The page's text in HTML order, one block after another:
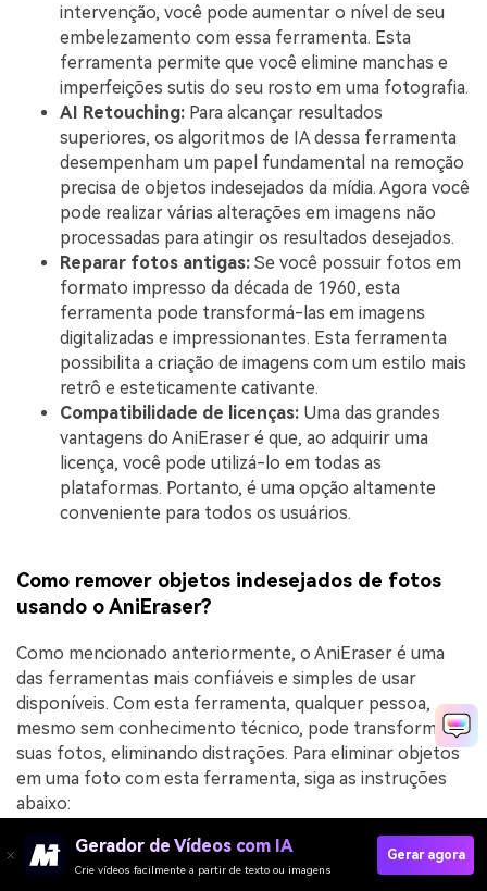
intervenção, você pode aumentar o nível de seu
embelezamento com essa ferramenta. Esta
ferramenta permite que você elimine manchas e
imperfeições sutis do seu rosto em uma fotografia.
AI Retouching: Para alcançar resultados
superiores, os algoritmos de IA dessa ferramenta
desempenham um papel fundamental na remoção
precisa de objetos indesejados da mídia. Agora você
pode realizar várias alterações em imagens não
processadas para atingir os resultados desejados.
Reparar fotos antigas: Se você possuir fotos em
formato impresso da década de 1960, esta
ferramenta pode transformá-las em imagens
digitalizadas e impressionantes. Esta ferramenta
possibilita a criação de imagens com um estilo mais
retrô e esteticamente cativante.
Compatibilidade de licenças: Uma das grandes
vantagens do AniEraser é que, ao adquirir uma
licença, você pode utilizá-lo em todas as
plataformas. Portanto, é uma opção altamente
conveniente para todos os usuários.
Como remover objetos indesejados de fotos
usando o AniEraser?
Como mencionado anteriormente, o AniEraser é uma
das ferramentas mais confiáveis e simples de usar
disponíveis. Com esta ferramenta, qualquer pessoa,
mesmo sem conhecimento técnico, pode transformar
suas fotos, eliminando distrações. Para eliminar objetos
em uma foto com esta ferramenta, siga as instruções
abaixo:
PASSO 1 Inicie o AniEraser e importe as imagens
Gerador de Vídeos com IA
Crie vídeos facilmente a partir de texto ou imagens
Gerar agora